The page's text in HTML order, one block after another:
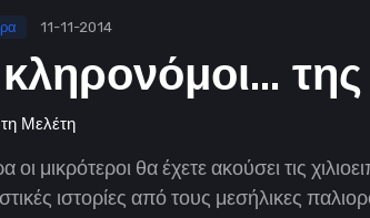
11-11-2014
Μελέτη
οι μικρότεροι θα έχετε ακούσει τις
ιστορίες από τους μεσήλικες